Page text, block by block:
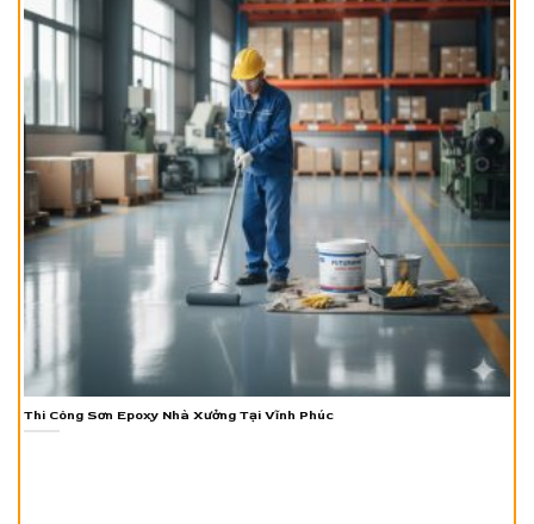
Thi Công Sơn Epoxy Nhà Xưởng Tại Vĩnh Phúc